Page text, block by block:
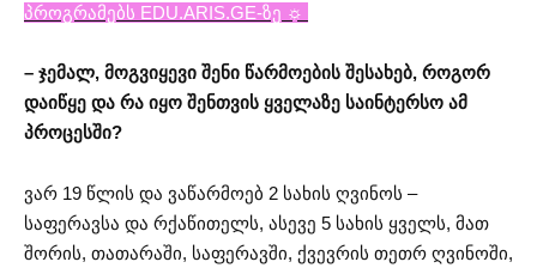
პროგრამებს EDU.ARIS.GE-ზე ☼
– ჯემალ, მოგვიყევი შენი წარმოების შესახებ, როგორ
დაიწყე და რა იყო შენთვის ყველაზე საინტერსო ამ
პროცესში?
ვარ 19 წლის და ვაწარმოებ 2 სახის ღვინოს –
საფერავსა და რქაწითელს, ასევე 5 სახის ყველს, მათ
შორის, თათარაში, საფერავში, ქვევრის თეთრ ღვინოში,